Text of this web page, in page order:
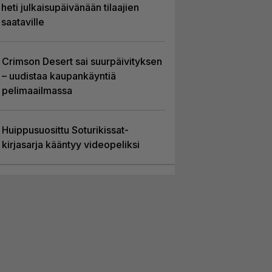
heti julkaisupäivänään tilaajien
saataville
Crimson Desert sai suurpäivityksen
– uudistaa kaupankäyntiä
pelimaailmassa
Huippusuosittu Soturikissat-
kirjasarja kääntyy videopeliksi